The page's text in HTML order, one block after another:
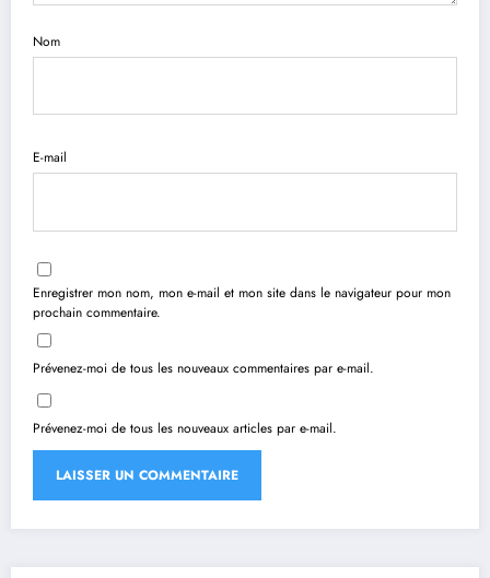
Nom
E-mail
Enregistrer mon nom, mon e-mail et mon site dans le navigateur pour mon
prochain commentaire.
Prévenez-moi de tous les nouveaux commentaires par e-mail.
Prévenez-moi de tous les nouveaux articles par e-mail.